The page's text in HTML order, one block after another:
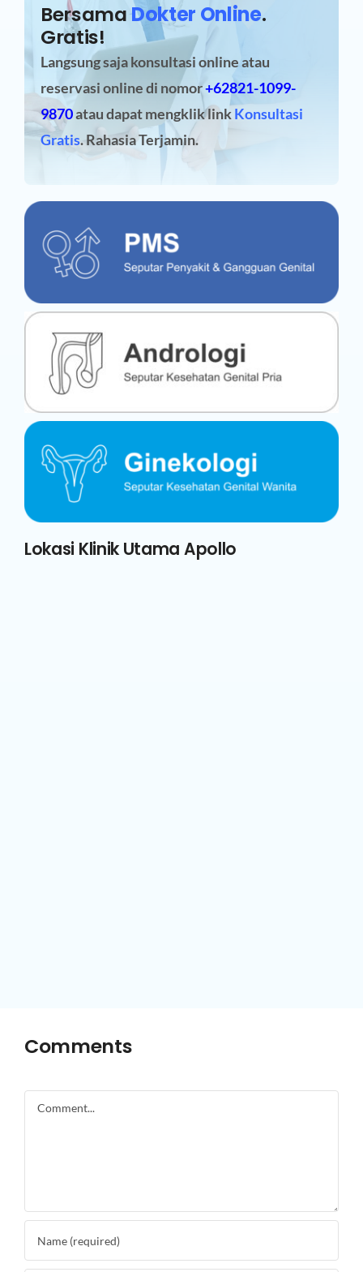
BersamaDokter Online.
Gratis!
Langsung saja konsultasi online atau
reservasi onlinedi nomor+62821-1099-
9870atau dapat mengklik linkKonsultasi
Gratis. Rahasia Terjamin.
Lokasi Klinik Utama Apollo
Comments
Comment